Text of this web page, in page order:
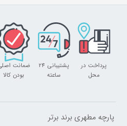
پرداخت در
محل
پشتیبانی 24
ساعته
ضمانت
بودن کالا
پارچه مطهری برند برتر